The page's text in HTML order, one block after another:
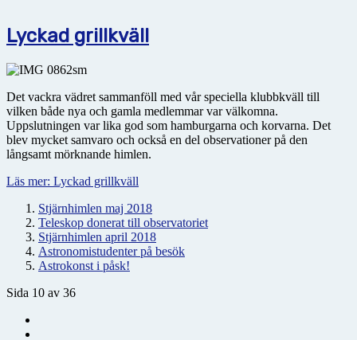
Lyckad grillkväll
Det vackra vädret sammanföll med vår speciella klubbkväll till
vilken både nya och gamla medlemmar var välkomna.
Uppslutningen var lika god som hamburgarna och korvarna. Det
blev mycket samvaro och också en del observationer på den
långsamt mörknande himlen.
Läs mer: Lyckad grillkväll
Stjärnhimlen maj 2018
Teleskop donerat till observatoriet
Stjärnhimlen april 2018
Astronomistudenter på besök
Astrokonst i påsk!
Sida 10 av 36